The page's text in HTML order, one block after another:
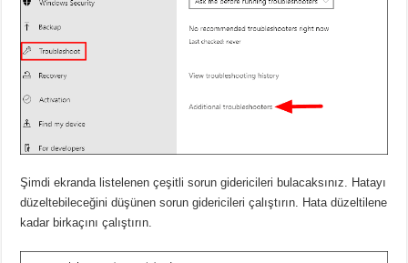
Şimdi ekranda listelenen çeşitli sorun gidericileri bulacaksınız. Hatayı
düzeltebileceğini düşünen sorun gidericileri çalıştırın. Hata düzeltilene
kadar birkaçını çalıştırın.